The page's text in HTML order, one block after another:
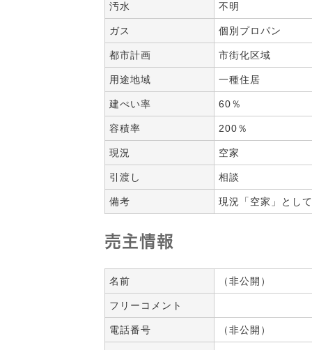
汚水 不明
ガス 個別プロパン
都市計画 市街化区域
用途地域 一種住居
建ぺい率 60％
容積率 200％
現況 空家
引渡し 相談
備考 現況「空家」とし
売主情報
名前 （非公開）
フリーコメント
電話番号 （非公開）